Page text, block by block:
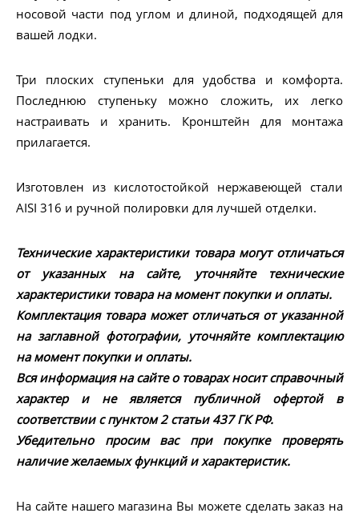
носовой части под углом и длиной, подходящей для
вашей лодки.
Три плоских ступеньки для удобства и комфорта.
Последнюю ступеньку можно сложить, их легко
настраивать и хранить. Кронштейн для монтажа
прилагается.
Изготовлен из кислотостойкой нержавеющей стали
AISI 316 и ручной полировки для лучшей отделки.
Технические характеристики товара могут отличаться
от указанных на сайте, уточняйте технические
характеристики товара на момент покупки и оплаты.
Комплектация товара может отличаться от указанной
на заглавной фотографии, уточняйте комплектацию
на момент покупки и оплаты.
Вся информация на сайте о товарах носит справочный
характер и не является публичной офертой в
соответствии с пунктом 2 статьи 437 ГК РФ.
Убедительно просим вас при покупке проверять
наличие желаемых функций и характеристик.
На сайте нашего магазина Вы можете сделать заказ на